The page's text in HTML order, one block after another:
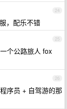
24
，配乐不错
25
个公路旅人 fox
26
序员 + 自驾游的那